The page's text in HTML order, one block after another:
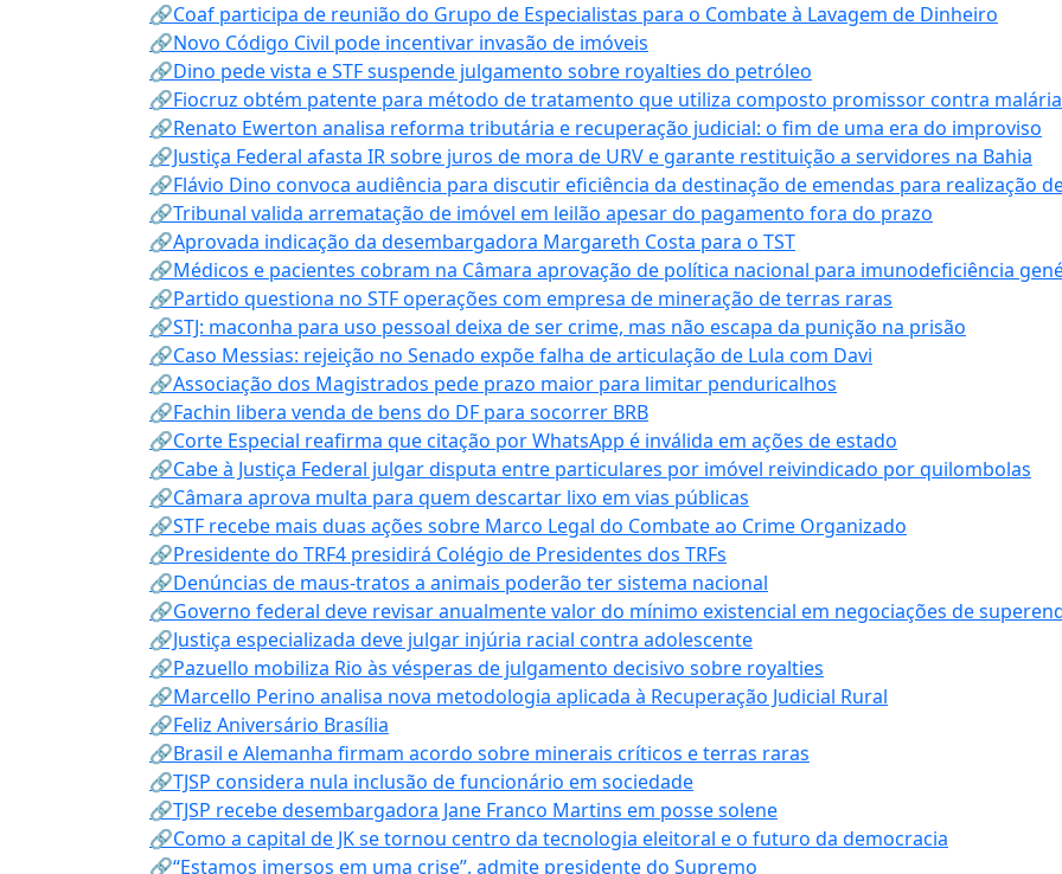
🔗Coaf participa de reunião do Grupo de Especialistas para o Combate à Lavagem de Dinheiro
🔗Novo Código Civil pode incentivar invasão de imóveis
🔗Dino pede vista e STF suspende julgamento sobre royalties do petróleo
🔗Fiocruz obtém patente para método de tratamento que utiliza composto promissor contra
🔗Renato Ewerton analisa reforma tributária e recuperação judicial: o fim de uma era do improviso
🔗Justiça Federal afasta IR sobre juros de mora de URV e garante restituição a servidores na Bahia
🔗Flávio Dino convoca audiência para discutir eficiência da destinação de emendas para realização
🔗Tribunal valida arrematação de imóvel em leilão apesar do pagamento fora do prazo
🔗Aprovada indicação da desembargadora Margareth Costa para o TST
🔗Médicos e pacientes cobram na Câmara aprovação de política nacional para imunodeficiência
🔗Partido questiona no STF operações com empresa de mineração de terras raras
🔗STJ: maconha para uso pessoal deixa de ser crime, mas não escapa da punição na prisão
🔗Caso Messias: rejeição no Senado expõe falha de articulação de Lula com Davi
🔗Associação dos Magistrados pede prazo maior para limitar penduricalhos
🔗Fachin libera venda de bens do DF para socorrer BRB
🔗Corte Especial reafirma que citação por WhatsApp é inválida em ações de estado
🔗Cabe à Justiça Federal julgar disputa entre particulares por imóvel reivindicado por quilombolas
🔗Câmara aprova multa para quem descartar lixo em vias públicas
🔗STF recebe mais duas ações sobre Marco Legal do Combate ao Crime Organizado
🔗Presidente do TRF4 presidirá Colégio de Presidentes dos TRFs
🔗Denúncias de maus-tratos a animais poderão ter sistema nacional
🔗Governo federal deve revisar anualmente valor do mínimo existencial em negociações de
🔗Justiça especializada deve julgar injúria racial contra adolescente
🔗Pazuello mobiliza Rio às vésperas de julgamento decisivo sobre royalties
🔗Marcello Perino analisa nova metodologia aplicada à Recuperação Judicial Rural
🔗Feliz Aniversário Brasília
🔗Brasil e Alemanha firmam acordo sobre minerais críticos e terras raras
🔗TJSP considera nula inclusão de funcionário em sociedade
🔗TJSP recebe desembargadora Jane Franco Martins em posse solene
🔗Como a capital de JK se tornou centro da tecnologia eleitoral e o futuro da democracia
🔗“Estamos imersos em uma crise”, admite presidente do Supremo